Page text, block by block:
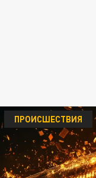
ПРОИСШЕСТВИЯ